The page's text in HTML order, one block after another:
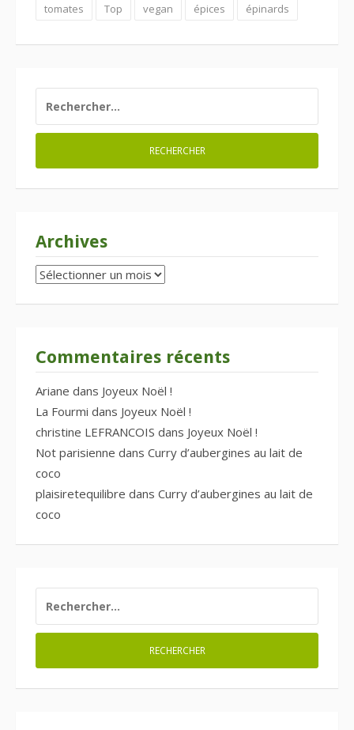
tomates
Top vegan épices épinards
Archives
Archives
Commentaires récents
Ariane dans Joyeux Noël !
La Fourmi dans Joyeux Noël !
christine LEFRANCOIS dans Joyeux Noël !
Not parisienne dans Curry d’aubergines au lait de
coco
plaisiretequilibre dans Curry d’aubergines au lait de
coco